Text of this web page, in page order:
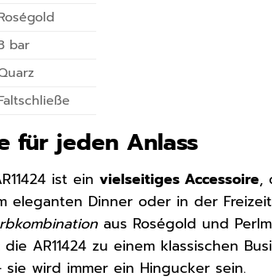
bar
für jeden Anlass
ist einvielseitiges Accessoire,
eleganten Dinner oder in der
aus Roségold und
die AR11424 zu einem klassischen
wird immer ein Hingucker sein.